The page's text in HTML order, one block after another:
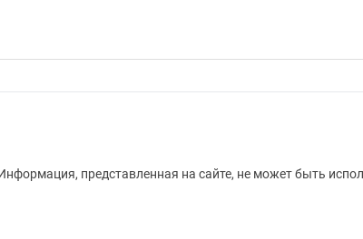
представленная на сайте, не может быть